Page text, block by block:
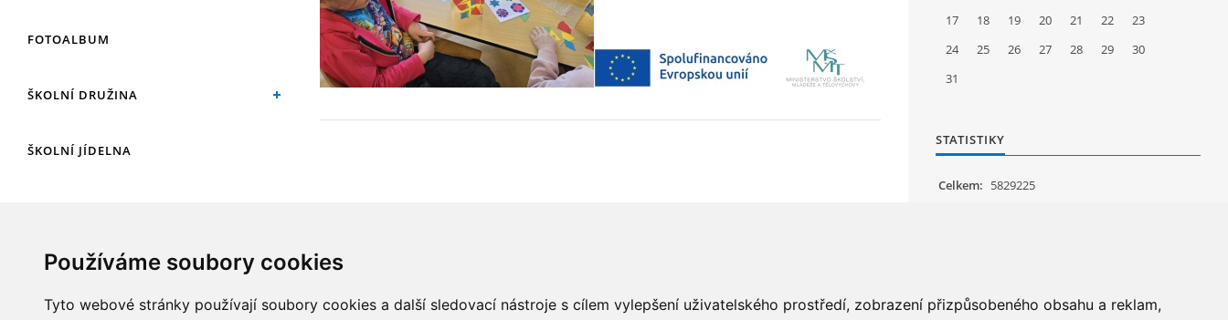
Používáme soubory cookies
Tyto webové stránky používají soubory cookies a další sledovací nástroje s cílem vylepšení uživatelského prostředí, zobrazení přizpůsobeného obsahu a reklam,
FOTOALBUM
ŠKOLNÍ DRUŽINA
ŠKOLNÍ JÍDELNA
KROUŽKY
17
18 19 20 21 22
23
24
25 26 27 28 29
30
31
STATISTIKY
Celkem: 5829225